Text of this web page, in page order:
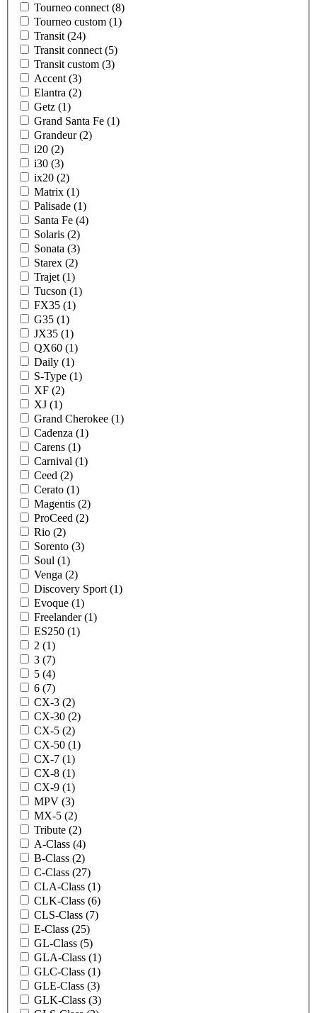
Tourneo connect (8)
Tourneo custom (1)
Transit (24)
Transit connect (5)
Transit custom (3)
Accent (3)
Elantra (2)
Getz (1)
Grand Santa Fe (1)
Grandeur (2)
i20 (2)
i30 (3)
ix20 (2)
Matrix (1)
Palisade (1)
Santa Fe (4)
Solaris (2)
Sonata (3)
Starex (2)
Trajet (1)
Tucson (1)
FX35 (1)
G35 (1)
JX35 (1)
QX60 (1)
Daily (1)
S-Type (1)
XF (2)
XJ (1)
Grand Cherokee (1)
Cadenza (1)
Carens (1)
Carnival (1)
Ceed (2)
Cerato (1)
Magentis (2)
ProCeed (2)
Rio (2)
Sorento (3)
Soul (1)
Venga (2)
Discovery Sport (1)
Evoque (1)
Freelander (1)
ES250 (1)
2 (1)
3 (7)
5 (4)
6 (7)
CX-3 (2)
CX-30 (2)
CX-5 (2)
CX-50 (1)
CX-7 (1)
CX-8 (1)
CX-9 (1)
MPV (3)
MX-5 (2)
Tribute (2)
A-Class (4)
B-Class (2)
C-Class (27)
CLA-Class (1)
CLK-Class (6)
CLS-Class (7)
E-Class (25)
GL-Class (5)
GLA-Class (1)
GLC-Class (1)
GLE-Class (3)
GLK-Class (3)